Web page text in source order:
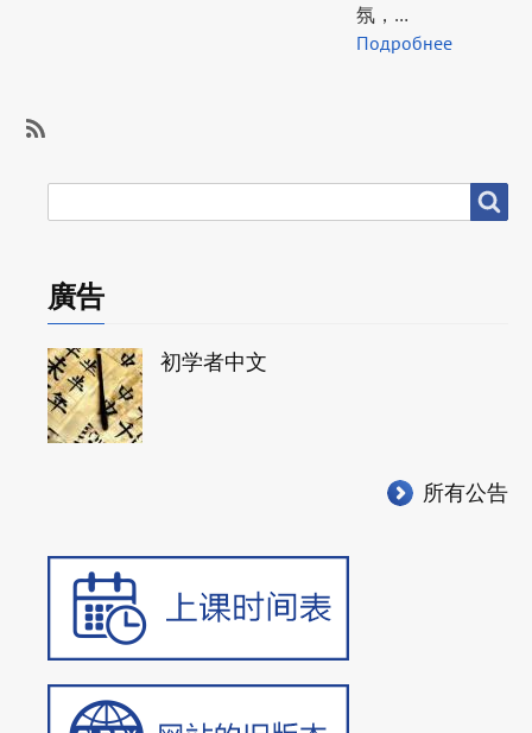
氛，…
Подробнее
尋
廣告
初学者中文
所有公告